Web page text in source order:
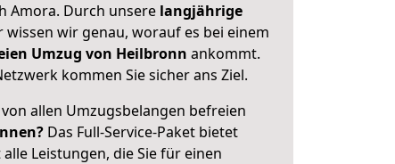
Amora. Durch unsere langjährige
wissen wir genau, worauf es bei einem
Umzug von Heilbronn ankommt.
kommen Sie sicher ans Ziel.
allen Umzugsbelangen befreien
Das Full-Service-Paket bietet
Leistungen, die Sie für einen